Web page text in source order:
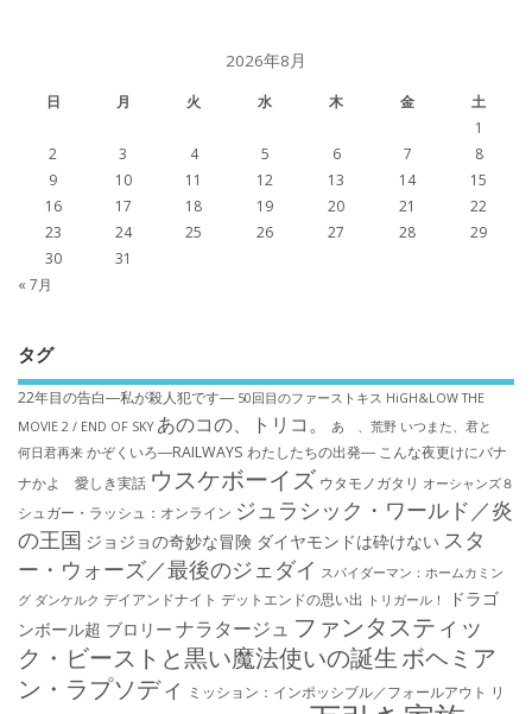
2026年8月
日 月 火 水 木 金
土
1
2
3 4 5 6 7
8
9
10 11 12 13 14
15
16
17 18 19 20 21
22
23
24 25 26 27 28
29
30
31
« 7月
タグ
22年目の告白―私が殺人犯です― 50回目のファーストキス HiGH&LOW THE
MOVIE 2 / END OF SKY あのコの、トリコ。 あゝ、荒野 いつまた、君と
何日君再来 かぞくいろ―RAILWAYS わたしたちの出発― こんな夜更けにバナ
ナかよ 愛しき実話 ウスケボーイズ ウタモノガタリ オーシャンズ８
シュガー・ラッシュ：オ​ンライン ジュラシック・ワールド／炎
の王国 ジョジョの奇妙な冒険 ダイヤモンドは砕けない スタ
ー・ウォーズ／最後のジェダイ スパイダーマン：ホームカミン
グ ダンケルク デイアンドナイト デットエンドの思い出 トリガール！
ドラゴ
ンボール超 ブロリー ナラタージュ ファンタスティッ
ク・ビーストと黒い魔法使いの誕生 ボヘミア
ン・ラプソディ ミッション：インポッシブル／フォールアウト リ